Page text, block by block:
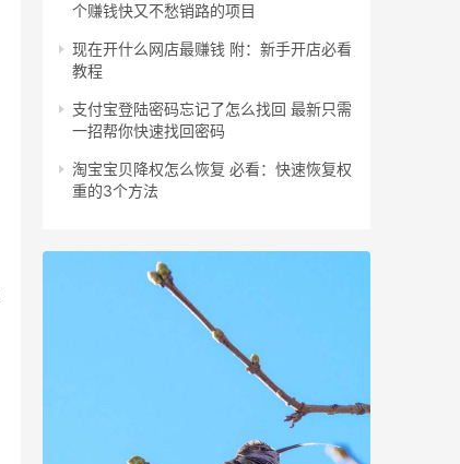
个赚钱快又不愁销路的项目
现在开什么网店最赚钱 附：新手开店必看
教程
支付宝登陆密码忘记了怎么找回 最新只需
一招帮你快速找回密码
淘宝宝贝降权怎么恢复 必看：快速恢复权
重的3个方法